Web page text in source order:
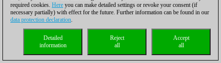
required cookies. Here you can make detailed settings or revoke your consent (if
necessary partially) with effect for the future. Further information can be found in our
data protection declaration.
Accept
all
Reject
all
Detailed
information